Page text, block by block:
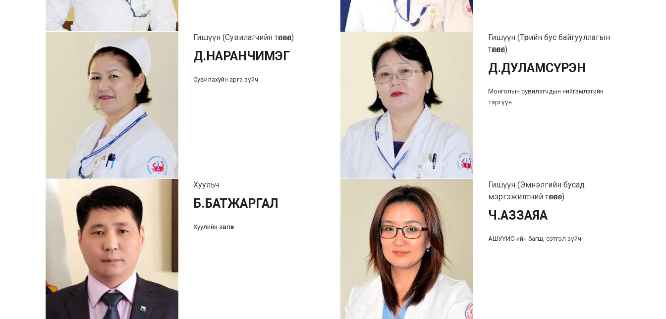
Гишүүн (Сувилагчийн төлөөлөл)
Д.НАРАНЧИМЭГ
Сувилахуйн арга зүйч
Гишүүн (Төрийн бус байгууллагын
төлөөлөл)
Д.ДУЛАМСҮРЭН
Монголын сувилагчдын нийгэмлэгийн
тэргүүн
Хуульч
Б.БАТЖАРГАЛ
Хуулийн зөвлөх
Гишүүн (Эмнэлгийн бусад
мэргэжилтний төлөөлөл)
Ч.АЗЗАЯА
АШУҮИС-ийн багш, сэтгэл зүйч